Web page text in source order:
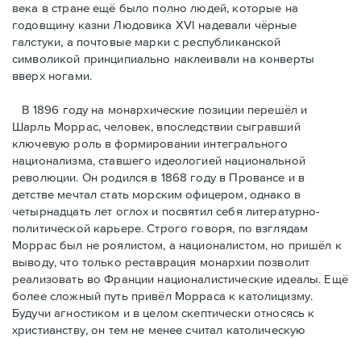
века в стране ещё было полно людей, которые на
годовщину казни Людовика XVI надевали чёрные
галстуки, а почтовые марки с республиканской
символикой принципиально наклеивали на конверты
вверх ногами.
В 1896 году на монархические позиции перешёл и
Шарль Моррас, человек, впоследствии сыгравший
ключевую роль в формировании интегрального
национализма, ставшего идеологией национальной
революции. Он родился в 1868 году в Провансе и в
детстве мечтал стать морским офицером, однако в
четырнадцать лет оглох и посвятил себя литературно-
политической карьере. Строго говоря, по взглядам
Моррас был не роялистом, а националистом, но пришёл к
выводу, что только реставрация монархии позволит
реализовать во Франции националистические идеалы. Ещё
более сложный путь привёл Морраса к католицизму.
Будучи агностиком и в целом скептически относясь к
христианству, он тем не менее считал католическую